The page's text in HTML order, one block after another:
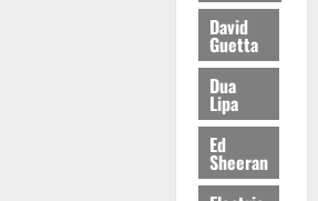
David
Guetta
Dua
Lipa
Ed
Sheeran